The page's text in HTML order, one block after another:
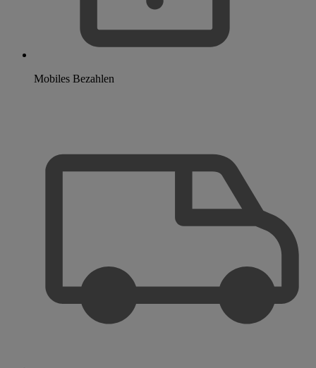
Mobiles Bezahlen